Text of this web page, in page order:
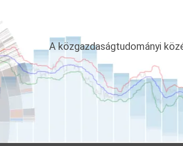
A közgazdaságtudományi